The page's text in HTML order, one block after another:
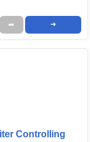
➦ ➜
Controlling